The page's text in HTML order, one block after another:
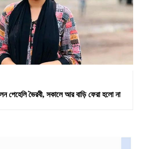
পেহেলি ভৈরবী, সকালে আর বাড়ি ফেরা হলো না